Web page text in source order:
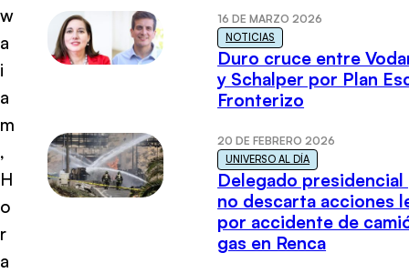
w
a
i
a
m
,
H
o
r
a
16 DE MARZO 2026
NOTICIAS
Duro cruce entre
y Schalper por Plan
Fronterizo
20 DE FEBRERO 2026
UNIVERSO AL DÍA
Delegado presidencial
no descarta acciones
por accidente de
gas en Renca